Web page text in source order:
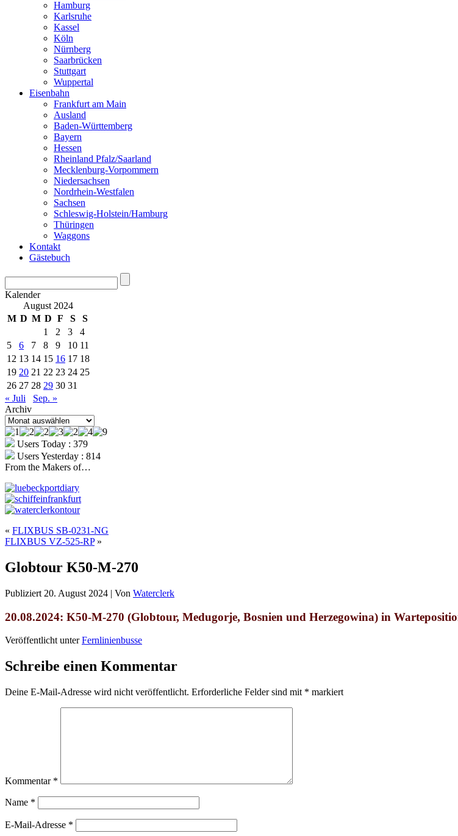
Hamburg
Karlsruhe
Kassel
Köln
Nürnberg
Saarbrücken
Stuttgart
Wuppertal
Eisenbahn
Frankfurt am Main
Ausland
Baden-Württemberg
Bayern
Hessen
Rheinland Pfalz/Saarland
Mecklenburg-Vorpommern
Niedersachsen
Nordrhein-Westfalen
Sachsen
Schleswig-Holstein/Hamburg
Thüringen
Waggons
Kontakt
Gästebuch
Kalender
August 2024
M D M D F S
S
1
2 3
4
5
6 7 8 9 10 11
12 13 14 15 16 17 18
19 20 21 22 23 24 25
26 27 28 29 30 31
« Juli
Sep. »
Archiv
Archiv
Users Today : 379
Users Yesterday : 814
From the Makers of…
« FLIXBUS SB-0231-NG
FLIXBUS VZ-525-RP»
Globtour K50-M-270
Publiziert 20. August 2024 | Von Waterclerk
20.08.2024: K50-M-270 (Globtour, Medugorje, Bosnien und Herzegowina) in
Veröffentlicht unter Fernlinienbusse
Schreibe einen Kommentar
Deine E-Mail-Adresse wird nicht veröffentlicht. Erforderliche Felder sind mit * markiert
Kommentar *
Name *
E-Mail-Adresse *